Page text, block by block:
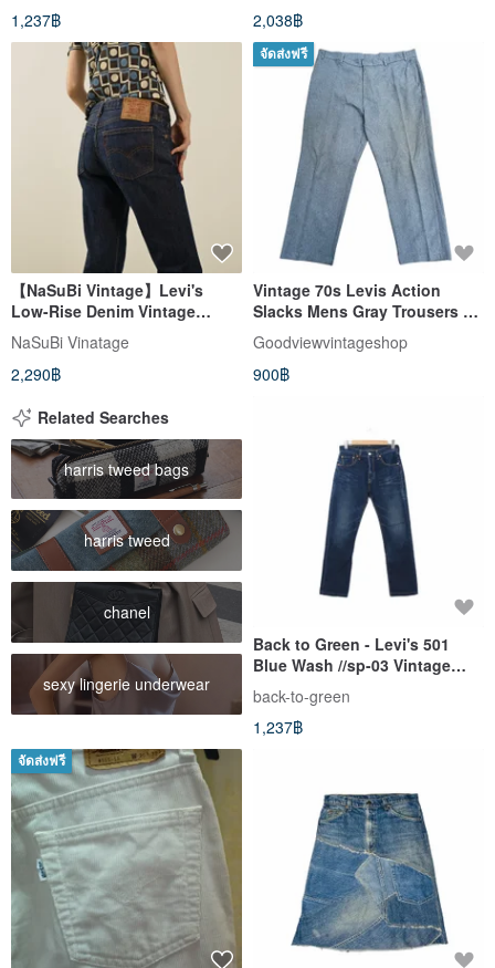
1,237฿
2,038฿
【NaSuBi Vintage】Levi's
Low-Rise Denim Vintage
Trousers
NaSuBi Vinatage
2,290฿
จัดส่งฟรี
Vintage 70s Levis Action
Slacks Mens Gray Trousers –
Straight Leg USA
Goodviewvintageshop
900฿
Related Searches
harris tweed bags
harris tweed
chanel
sexy lingerie underwear
Back to Green - Levi's 501
Blue Wash //sp-03 Vintage
Pants
back-to-green
1,237฿
จัดส่งฟรี